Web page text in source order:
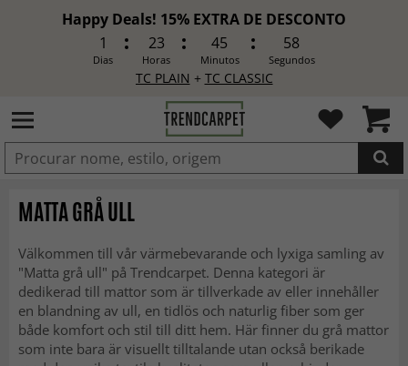
Happy Deals! 15% EXTRA DE DESCONTO
1
Dias
23
Horas
45
Minutos
56
Segundos
TC PLAIN + TC CLASSIC
MATTA GRÅ ULL
Välkommen till vår värmebevarande och lyxiga samling av
"Matta grå ull" på Trendcarpet. Denna kategori är
dedikerad till mattor som är tillverkade av eller innehåller
en blandning av ull, en tidlös och naturlig fiber som ger
både komfort och stil till ditt hem. Här finner du grå mattor
som inte bara är visuellt tilltalande utan också berikade